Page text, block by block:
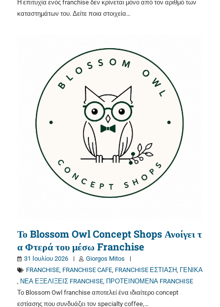
Η επιτυχία ενός franchise δεν κρίνεται μόνο από τον αριθμό των
καταστημάτων του. Δείτε ποια στοιχεία…
Το Blossom Owl Concept Shops Ανοίγει τ
α Φτερά του μέσω Franchise
31 Ιουλίου 2026
Giorgos Mitos
FRANCHISE, FRANCHISE CAFE, FRANCHISE ΕΣΤΙΑΣΗ, ΓΕΝΙΚΑ
, ΝΕΑ ΕΞΕΛΙΞΕΙΣ FRANCHISE, ΠΡΟΤΕΙΝΟΜΕΝΑ FRANCHISE
Το Blossom Owl franchise αποτελεί ένα ιδιαίτερο concept
εστίασης που συνδυάζει τον specialty coffee,…